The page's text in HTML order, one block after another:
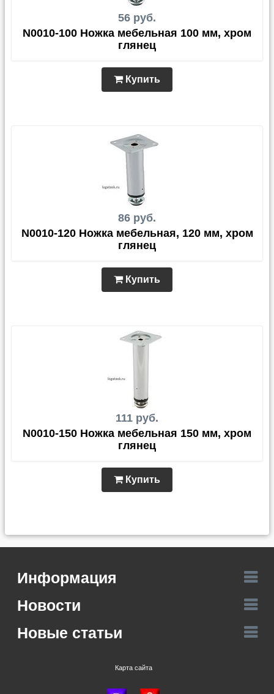
56 руб.
N0010-100 Ножка мебельная 100 мм, хром
глянец
Купить
86 руб.
N0010-120 Ножка мебельная, 120 мм, хром
глянец
Купить
111 руб.
N0010-150 Ножка мебельная 150 мм, хром
глянец
Купить
Информация
Новости
Новые статьи
Карта сайта